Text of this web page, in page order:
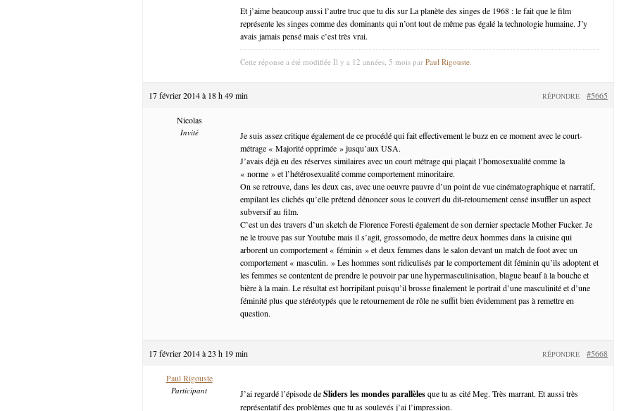
Et j’aime beaucoup aussi l’autre truc que tu dis sur La planète des singes de 1968 : le fait que le film
représente les singes comme des dominants qui n’ont tout de même pas égalé la technologie humaine. J’y
avais jamais pensé mais c’est très vrai.
Cette réponse a été modifiée Il y a 12 années, 5 mois par Paul Rigouste
17 février 2014 à 18 h 49 min #5665
RÉPONDRE
Nicolas
Invité
Je suis assez critique également de ce procédé qui fait effectivement le buzz en ce moment avec le court-
métrage « Majorité opprimée » jusqu’aux USA.
J’avais déjà eu des réserves similaires avec un court métrage qui plaçait l’homosexualité comme la
« norme » et l’hétérosexualité comme comportement minoritaire.
On se retrouve, dans les deux cas, avec une oeuvre pauvre d’un point de vue cinématographique et narratif,
empilant les clichés qu’elle prétend dénoncer sous le couvert du dit-retournement censé insuffler un aspect
subversif au film.
C’est un des travers d’un sketch de Florence Foresti également de son dernier spectacle Mother Fucker. Je
ne le trouve pas sur Youtube mais il s’agit, grossomodo, de mettre deux hommes dans la cuisine qui
arborent un comportement « féminin » et deux femmes dans le salon devant un match de foot avec un
comportement « masculin. » Les hommes sont ridiculisés par le comportement dit féminin qu’ils adoptent et
les femmes se contentent de prendre le pouvoir par une hypermasculinisation, blague beauf à la bouche et
bière à la main. Le résultat est horripilant puisqu’il brosse finalement le portrait d’une masculinité et d’une
féminité plus que stéréotypés que le retournement de rôle ne suffit bien évidemment pas à remettre en
question.
17 février 2014 à 23 h 19 min #5668
RÉPONDRE
Paul Rigouste
Participant J’ai regardé l’épisode deSliders les mondes parallèlesque tu as cité Meg. Très marrant. Et aussi très
représentatif des problèmes que tu as soulevés j’ai l’impression.